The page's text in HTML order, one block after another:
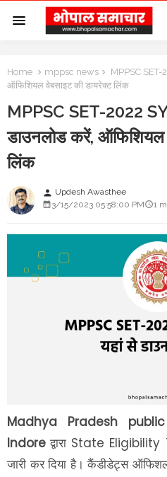
Home mppsc news
MPPSC SET-
ऑफिशियल वेबसाइट की डायरेक्ट लिंक
MPPSC SET-2022
डाउनलोड करें, ऑफिशियल
लिंक
person Updesh Awasthee
3/15/2023 05:58:00 PM
1
Madhya Pradesh
Indore द्वारा State Eligibility
जारी कर दिया है। कैंडीडेट्स